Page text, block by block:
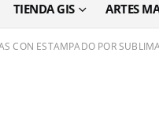
TIENDA GIS ARTES
CON ESTAMPADO POR